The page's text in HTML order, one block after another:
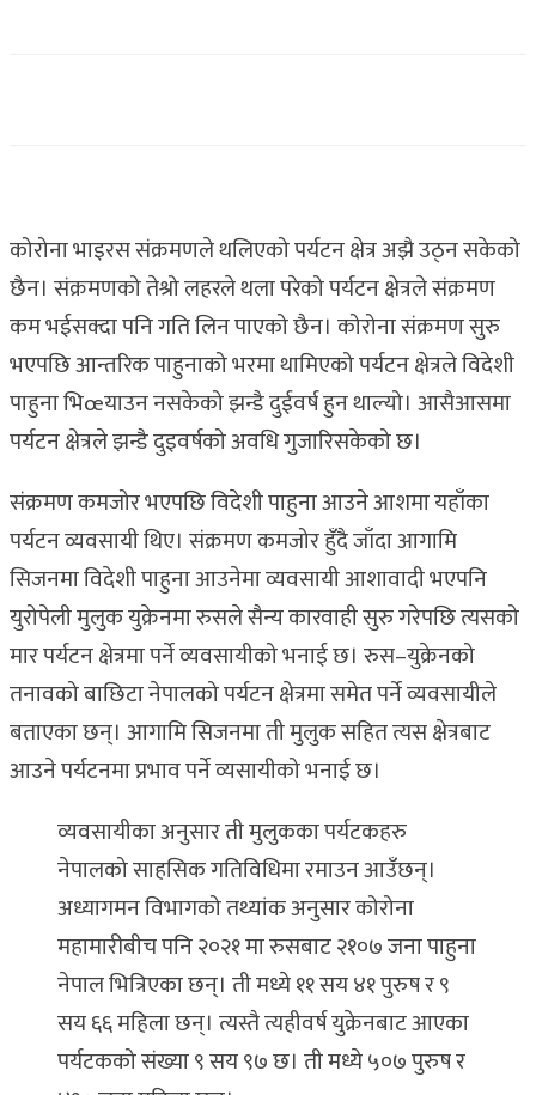
कोरोना भाइरस संक्रमणले थलिएको पर्यटन क्षेत्र अझै उठ्न सकेको
छैन। संक्रमणको तेश्रो लहरले थला परेको पर्यटन क्षेत्रले संक्रमण
कम भईसक्दा पनि गति लिन पाएको छैन। कोरोना संक्रमण सुरु
भएपछि आन्तरिक पाहुनाको भरमा थामिएको पर्यटन क्षेत्रले विदेशी
पाहुना भिœयाउन नसकेको झन्डै दुईवर्ष हुन थाल्यो। आसैआसमा
पर्यटन क्षेत्रले झन्डै दुइवर्षको अवधि गुजारिसकेको छ।
संक्रमण कमजोर भएपछि विदेशी पाहुना आउने आशमा यहाँका
पर्यटन व्यवसायी थिए। संक्रमण कमजोर हुँदै जाँदा आगामि
सिजनमा विदेशी पाहुना आउनेमा व्यवसायी आशावादी भएपनि
युरोपेली मुलुक युक्रेनमा रुसले सैन्य कारवाही सुरु गरेपछि त्यसको
मार पर्यटन क्षेत्रमा पर्ने व्यवसायीको भनाई छ। रुस–युक्रेनको
तनावको बाछिटा नेपालको पर्यटन क्षेत्रमा समेत पर्ने व्यवसायीले
बताएका छन्। आगामि सिजनमा ती मुलुक सहित त्यस क्षेत्रबाट
आउने पर्यटनमा प्रभाव पर्ने व्यसायीको भनाई छ।
व्यवसायीका अनुसार ती मुलुकका पर्यटकहरु
नेपालको साहसिक गतिविधिमा रमाउन आउँछन्।
अध्यागमन विभागको तथ्यांक अनुसार कोरोना
महामारीबीच पनि २०२१ मा रुसबाट २१०७ जना पाहुना
नेपाल भित्रिएका छन्। ती मध्ये ११ सय ४१ पुरुष र ९
सय ६६ महिला छन्। त्यस्तै त्यहीवर्ष युक्रेनबाट आएका
पर्यटकको संख्या ९ सय ९७ छ। ती मध्ये ५०७ पुरुष र